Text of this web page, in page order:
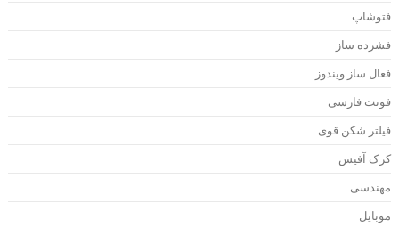
ساز
ساز ویندوز
فارسی
شکن قوی
آفیس